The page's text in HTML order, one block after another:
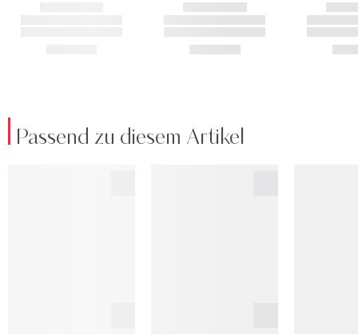
Passend zu diesem Artikel